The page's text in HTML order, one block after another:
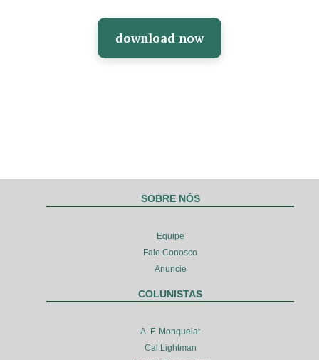
download now
SOBRE NÓS
Equipe
Fale Conosco
Anuncie
COLUNISTAS
A. F. Monquelat
Cal Lightman